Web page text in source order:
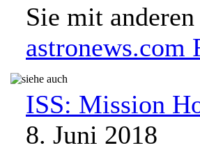
Sie mit
astronews.com
ISS: Mission
8. Juni 2018